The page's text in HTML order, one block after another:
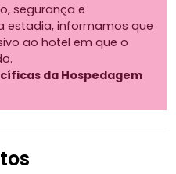
segurança e
estadia, informamos que
ao hotel em que o
da Hospedagem